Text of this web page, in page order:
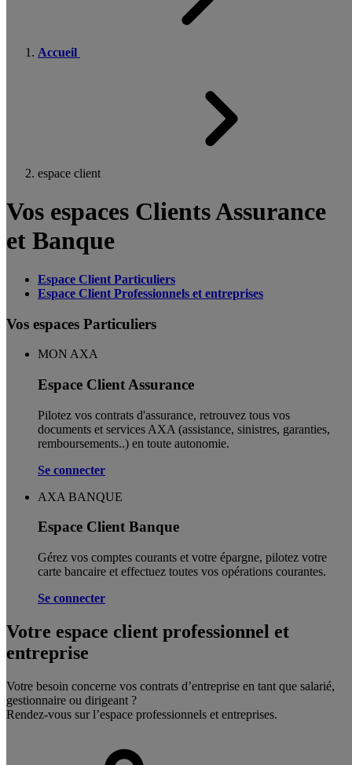
Accueil
espace client
Vos espaces Clients Assurance
et Banque
Espace Client Particuliers
Espace Client Professionnels et entreprises
Vos espaces Particuliers
MON AXA
Espace Client Assurance
Pilotez vos contrats d'assurance, retrouvez tous vos
documents et services AXA (assistance, sinistres, garanties,
remboursements..) en toute autonomie. ​
Se connecter
AXA BANQUE
Espace Client Banque
Gérez vos comptes courants et votre épargne, pilotez votre
carte bancaire et effectuez toutes vos opérations courantes.
Se connecter
Votre espace client professionnel et
entreprise
Votre besoin concerne vos contrats d’entreprise en tant que salarié,
gestionnaire ou dirigeant ?
Rendez-vous sur l’espace professionnels et entreprises.